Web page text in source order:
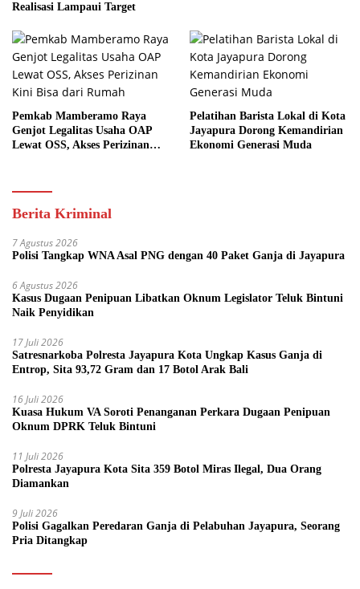
Realisasi Lampaui Target
Pemkab Mamberamo Raya
Genjot Legalitas Usaha OAP
Lewat OSS, Akses Perizinan
Pelatihan Barista Lokal di Kota
Jayapura Dorong Kemandirian
Ekonomi Generasi Muda
Berita Kriminal
7 Agustus 2026
Polisi Tangkap WNA Asal PNG dengan 40 Paket Ganja di Jayapura
6 Agustus 2026
Kasus Dugaan Penipuan Libatkan Oknum Legislator Teluk Bintuni
Naik Penyidikan
17 Juli 2026
Satresnarkoba Polresta Jayapura Kota Ungkap Kasus Ganja di
Entrop, Sita 93,72 Gram dan 17 Botol Arak Bali
16 Juli 2026
Kuasa Hukum VA Soroti Penanganan Perkara Dugaan Penipuan
Oknum DPRK Teluk Bintuni
11 Juli 2026
Polresta Jayapura Kota Sita 359 Botol Miras Ilegal, Dua Orang
Diamankan
9 Juli 2026
Polisi Gagalkan Peredaran Ganja di Pelabuhan Jayapura, Seorang
Pria Ditangkap